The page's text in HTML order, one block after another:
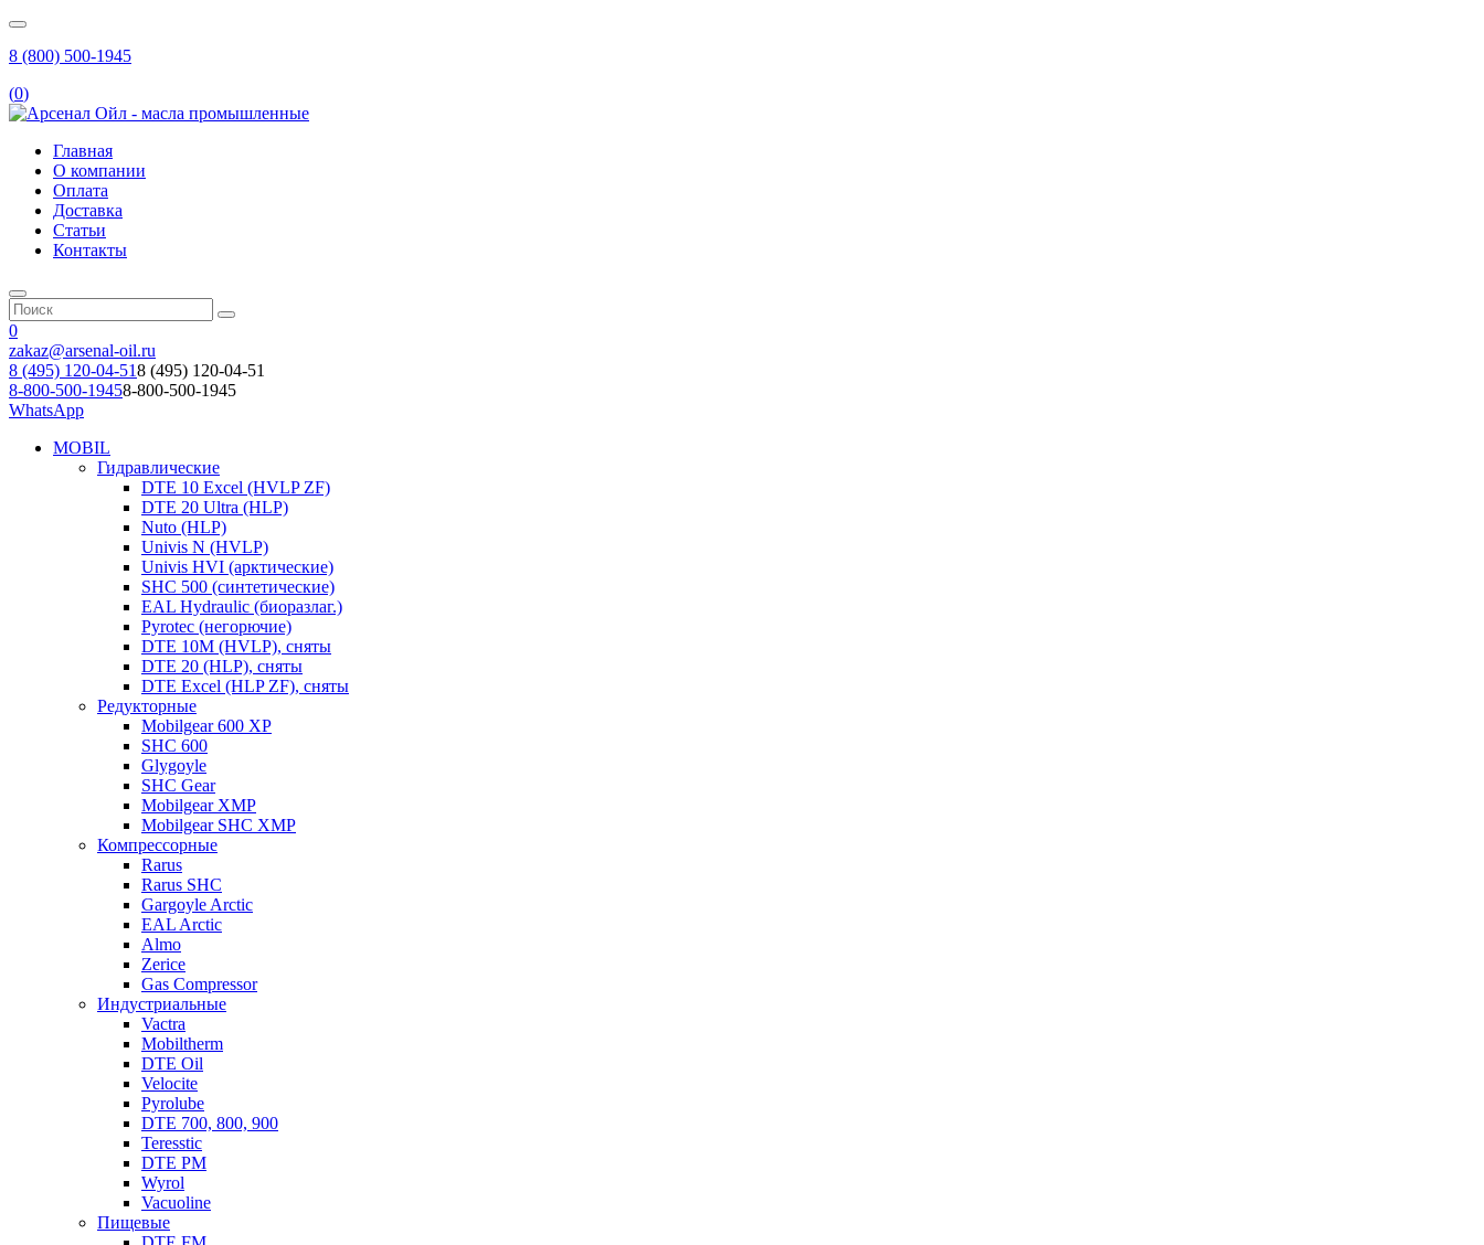
8 (800) 500-1945
(0)
Главная
О компании
Оплата
Доставка
Статьи
Контакты
0
zakaz@arsenal-oil.ru
8 (495) 120-04-518 (495) 120-04-51
8-800-500-19458-800-500-1945
WhatsApp
MOBIL
Гидравлические
DTE 10 Excel (HVLP ZF)
DTE 20 Ultra (HLP)
Nuto (HLP)
Univis N (HVLP)
Univis HVI (арктические)
SHC 500 (синтетические)
EAL Hydraulic (биоразлаг.)
Pyrotec (негорючие)
DTE 10M (HVLP), сняты
DTE 20 (HLP), сняты
DTE Excel (HLP ZF), сняты
Редукторные
Mobilgear 600 XP
SHC 600
Glygoyle
SHC Gear
Mobilgear XMP
Mobilgear SHC XMP
Компрессорные
Rarus
Rarus SHC
Gargoyle Arctic
EAL Arctic
Almo
Zerice
Gas Compressor
Индустриальные
Vactra
Mobiltherm
DTE Oil
Velocite
Pyrolube
DTE 700, 800, 900
Teresstic
DTE PM
Wyrol
Vacuoline
Пищевые